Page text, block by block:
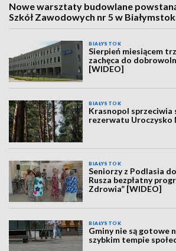
Nowe warsztaty budowlane
Szkół Zawodowych nr 5 w
BIAŁYSTOK
Sierpień miesiącem
zachęca do
[WIDEO]
BIAŁYSTOK
Krasnopol sprzeciwia
rezerwatu Uroczysko
BIAŁYSTOK
Seniorzy z Podlasia
Rusza bezpłatny
Zdrowia” [WIDEO]
BIAŁYSTOK
Gminy nie są gotowe
szybkim tempie